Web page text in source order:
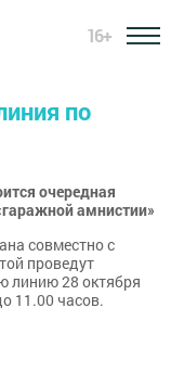
16+
по
очередная
амнистии»
совместно с
проведут
линию 28 октября
11.00 часов.